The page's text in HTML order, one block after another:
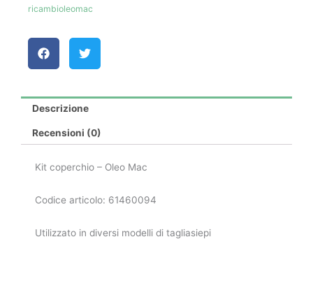
ricambioleomac
Descrizione
Recensioni (0)
Kit coperchio – Oleo Mac
Codice articolo: 61460094
Utilizzato in diversi modelli di tagliasiepi